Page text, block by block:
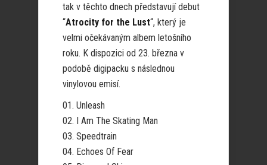
tak v těchto dnech představují debut
“Atrocity for the Lust“, který je
velmi očekávaným albem letošního
roku. K dispozici od 23. března v
podobě digipacku s následnou
vinylovou emisí.
01. Unleash
02. I Am The Skating Man
03. Speedtrain
04. Echoes Of Fear